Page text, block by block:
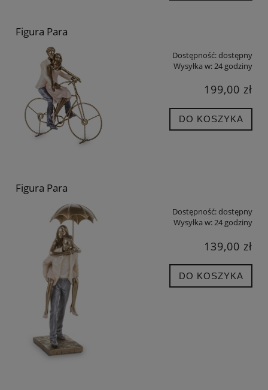
Figura Para
Dostępność:dostępny
Wysyłka w: 24 godziny
199,00 zł
DO KOSZYKA
Figura Para
Dostępność:dostępny
Wysyłka w:24 godziny
139,00 zł
DO KOSZYKA